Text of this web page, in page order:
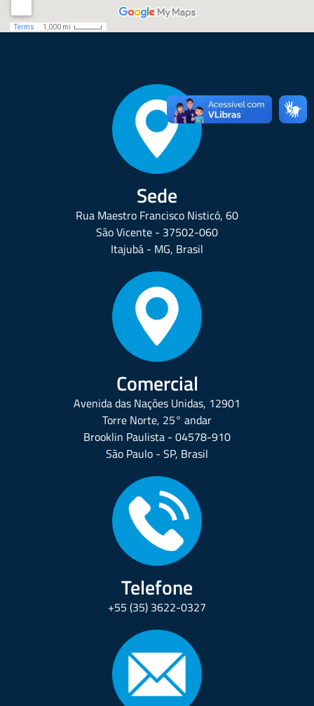
Sede
Rua Maestro Francisco Nisticó, 60
São Vicente - 37502-060
Itajubá - MG, Brasil
Comercial
Avenida das Nações Unidas, 12901
Torre Norte, 25° andar
Brooklin Paulista - 04578-910
São Paulo - SP, Brasil
Telefone
+55 (35) 3622-0327